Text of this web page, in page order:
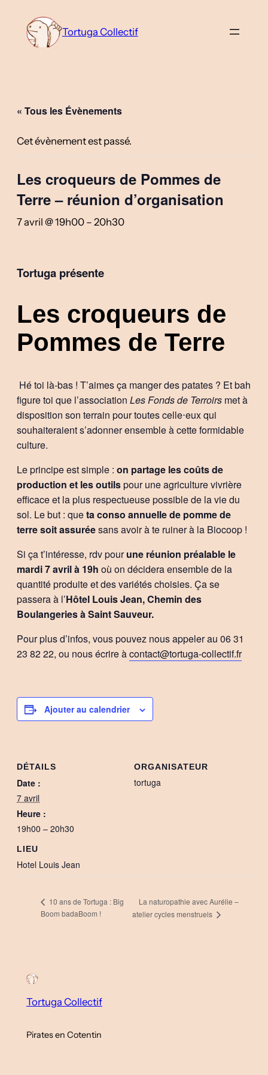
Tortuga Collectif
« Tous les Évènements
Cet évènement est passé.
Les croqueurs de Pommes de
Terre – réunion d’organisation
7 avril @ 19h00 – 20h30
Tortuga présente
Les croqueurs de
Pommes de Terre
Hé toi là-bas ! T’aimes ça manger des patates ? Et bah
figure toi que l’association Les Fonds de Terroirs met à
disposition son terrain pour toutes celle⋅eux qui
souhaiteraient s’adonner ensemble à cette formidable
culture.
Le principe est simple : on partage les coûts de
production et les outilspour une agriculture vivrière
efficace et la plus respectueuse possible de la vie du
sol. Le but : queta conso annuelle de pomme de
terre soit assuréesans avoir à te ruiner à la Biocoop !
Si ça t’intéresse, rdv pourune réunion préalable le
mardi 7 avril à 19h où on décidera ensemble de la
quantité produite et des variétés choisies. Ça se
passera à l’Hôtel Louis Jean, Chemin des
Boulangeries à Saint Sauveur.
Pour plus d’infos, vous pouvez nous appeler au 06 31
23 82 22, ou nous écrire àcontact@tortuga-collectif.fr
Ajouter au calendrier
DÉTAILS
Date :
7 avril
Heure :
19h00 – 20h30
LIEU
Hotel Louis Jean
ORGANISATEUR
tortuga
10 ans de Tortuga : Big
Boom badaBoom !
La naturopathie avec Aurélie –
atelier cycles menstruels
Tortuga Collectif
Pirates en Cotentin